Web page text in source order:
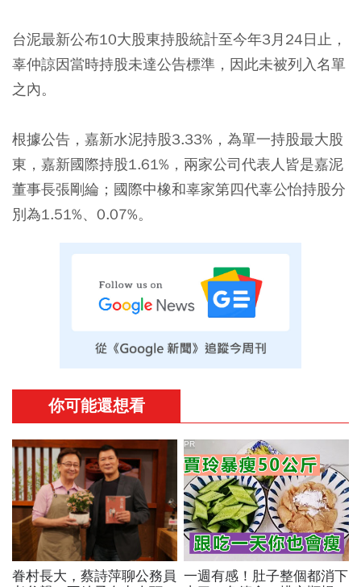
台泥最新公布10大股東持股統計至今年3月24日止，
辜仲諒因當時持股未達公告標準，因此未被列入名單
之內。
根據公告，嘉新水泥持股3.33%，為單一持股最大股
東，嘉新國際持股1.61%，兩家公司代表人皆是嘉泥
董事長張剛綸；國際中橡和辜家第四代辜公怡持股分
別為1.51%、0.07%。